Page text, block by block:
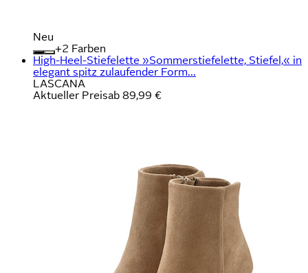
Neu
+
Farben
High-Heel-Stiefelette »Sommerstiefelette, Stiefel,« in
elegant spitz zulaufender Form...
LASCANA
Aktueller Preisab 89,99 €